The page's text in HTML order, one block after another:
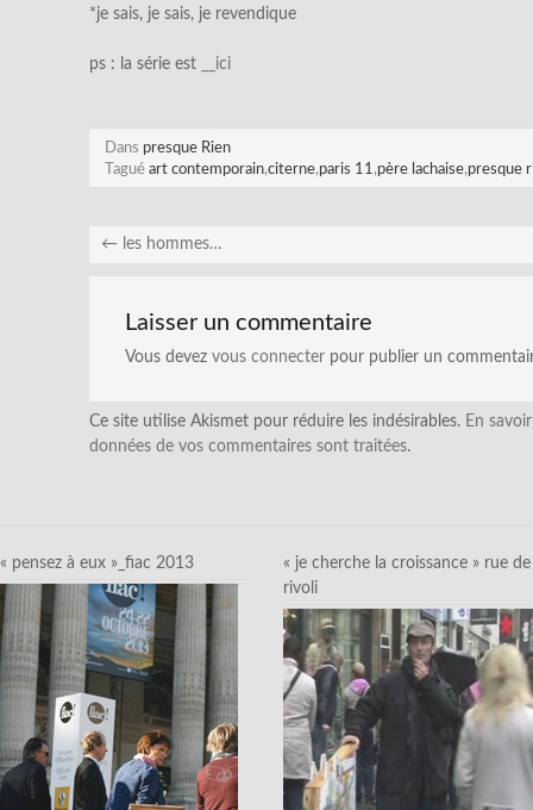
*je sais, je sais, je revendique
ps : la série est __ici
Dans presque Rien
Tagué art contemporain,citerne,paris 11 ,père lachaise,presque
← les hommes…
Laisser un commentaire
Vous devez vous connecter pour publier un
Ce site utilise Akismet pour réduire les indésirables. En
données de vos commentaires sont traitées.
« pensez à eux »_fiac 2013
« je cherche la croissance » rue de
rivoli